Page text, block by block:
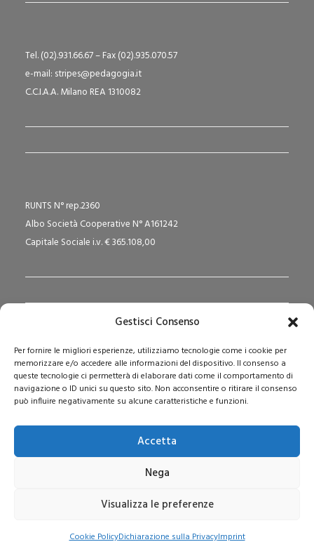
Gestisci Consenso
Per fornire le migliori esperienze, utilizziamo tecnologie come i cookie per
memorizzare e/o accedere alle informazioni del dispositivo. Il consenso a
queste tecnologie ci permetterà di elaborare dati come il comportamento di
navigazione o ID unici su questo sito. Non acconsentire o ritirare il consenso
può influire negativamente su alcune caratteristiche e funzioni.
Accetta
Nega
Visualizza le preferenze
Cookie PolicyDichiarazione sulla PrivacyImprint
Tel. (02).931.66.67 – Fax (02).935.070.57
e-mail: stripes@pedagogia.it
C.C.I.A.A. Milano REA 1310082
RUNTS N° rep.2360
Albo Società Cooperative N° A161242
Capitale Sociale i.v. € 365.108,00
Via San Domenico Savio, 6 – 20017 Rho (MI)
Reg. Tribunale: n. 187 del 29/03/97 | ISSN: 1593-2259
Web:www.pedagogia.it
© 2026 Pedagogia.it. Tutti i diritti riservati